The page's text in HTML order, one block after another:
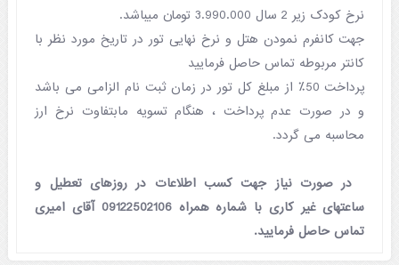
نرخ کودک زیر 2 سال 3.990.000 تومان میباشد.
جهت کانفرم نمودن هتل و نرخ نهایی تور در تاریخ مورد نظر با
کانتر مربوطه تماس حاصل فرمایید
پرداخت 50٪ از مبلغ کل تور در زمان ثبت نام الزامی می باشد
و در صورت عدم پرداخت ، هنگام تسویه مابتفاوت نرخ ارز
محاسبه می گردد.
در صورت نیاز جهت کسب اطلاعات در روزهای تعطیل و
ساعتهای غیر کاری با شماره همراه 09122502106 آقای امیری
تماس حاصل فرمایید.